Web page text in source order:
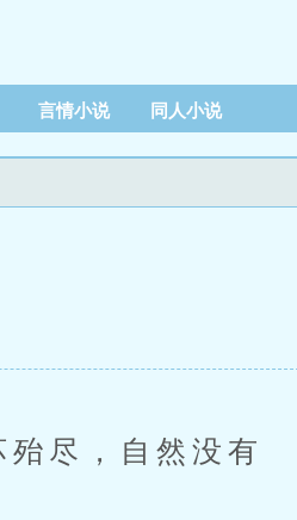
言情小说 同人小说
尽，自然没有